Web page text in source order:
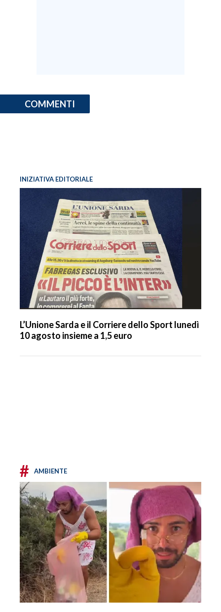
COMMENTI
INIZIATIVA EDITORIALE
L’Unione Sarda e il Corriere dello Sport lunedì
10 agosto insieme a 1,5 euro
# AMBIENTE